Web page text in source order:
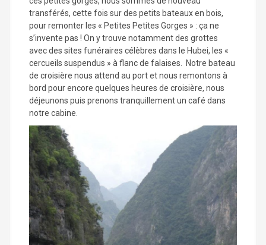
transférés, cette fois sur des petits bateaux en bois,
pour remonter les « Petites Petites Gorges » : ça ne
s’invente pas ! On y trouve notamment des grottes
avec des sites funéraires célèbres dans le Hubei, les «
cercueils suspendus » à flanc de falaises. Notre bateau
de croisière nous attend au port et nous remontons à
bord pour encore quelques heures de croisière, nous
déjeunons puis prenons tranquillement un café dans
notre cabine.